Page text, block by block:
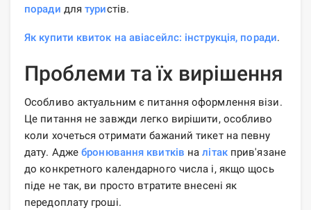
поради длятуристів.
Як купити квиток на авіасейлс: інструкція, поради.
Проблеми та їх вирішення
Особливо актуальним є питання оформлення візи.
Це питання не завжди легко вирішити, особливо
коли хочеться отримати бажаний тикет на певну
дату. Аджебронювання квитків налітакприв'язане
до конкретного календарного числа і, якщо щось
піде не так, ви просто втратите внесені як
передоплату гроші.